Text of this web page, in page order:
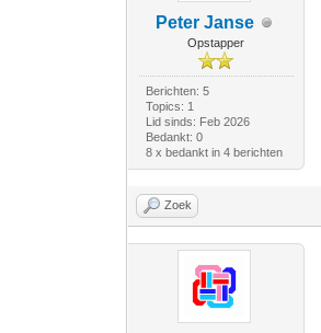
Peter Janse
Opstapper
Berichten: 5
Topics: 1
Lid sinds: Feb 2026
Bedankt: 0
8 x bedankt in 4 berichten
Zoek